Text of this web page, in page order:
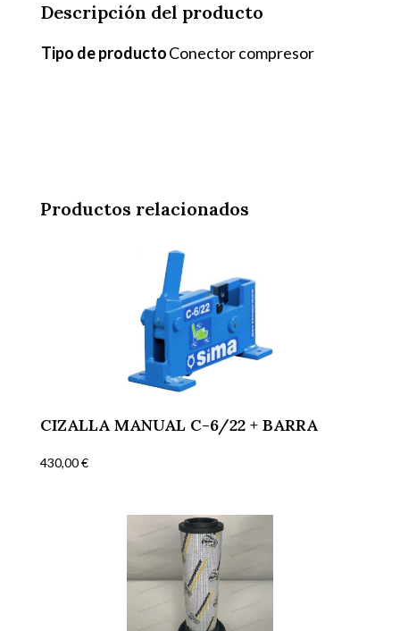
Descripción del producto
Tipo de productoConector compresor
Productos relacionados
CIZALLA MANUAL C-6/22 + BARRA
430,00€